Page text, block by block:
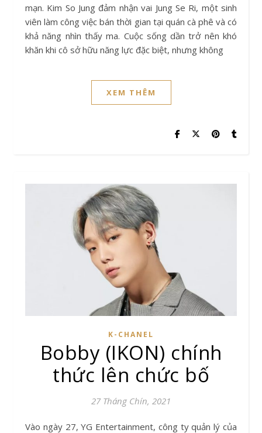
mạn. Kim So Jung đảm nhận vai Jung Se Ri, một sinh
viên làm công việc bán thời gian tại quán cà phê và có
khả năng nhìn thấy ma. Cuộc sống dần trở nên khó
khăn khi cô sở hữu năng lực đặc biệt, nhưng không
XEM THÊM
K-CHANEL
Bobby (IKON) chính
thức lên chức bố
27 Tháng Chín, 2021
Vào ngày 27, YG Entertainment, công ty quản lý của